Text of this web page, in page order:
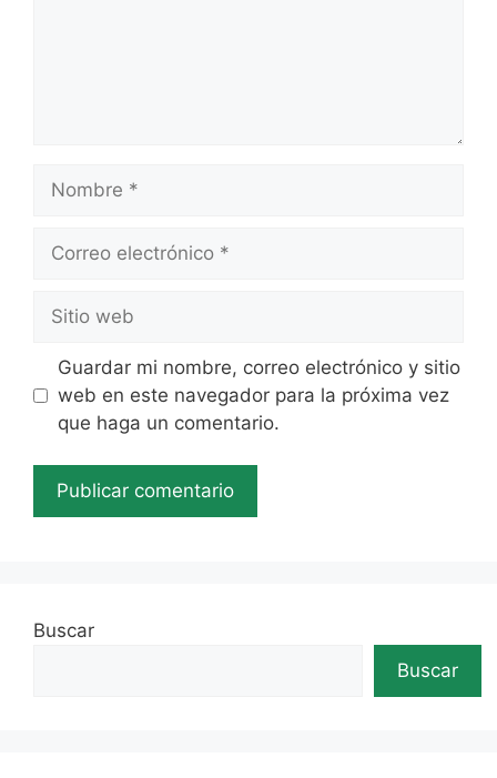
electrónico
web
Guardar mi nombre, correo electrónico y sitio
web en este navegador para la próxima vez
que haga un comentario.
Buscar
Buscar